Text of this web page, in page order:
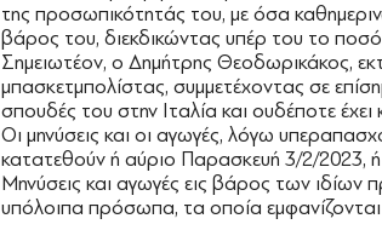
της προσωπικότητάς του, με όσα
βάρος του, διεκδικώντας υπέρ του το
Σημειωτέον, ο Δημήτρης Θεοδωρικάκος,
μπασκετμπολίστας, συμμετέχοντας σε
σπουδές του στην Ιταλία και ουδέποτε
Οι μηνύσεις και οι αγωγές, λόγω
κατατεθούν ή αύριο Παρασκευή 3/2/2023,
Μηνύσεις και αγωγές εις βάρος των ιδίων
υπόλοιπα πρόσωπα, τα οποία